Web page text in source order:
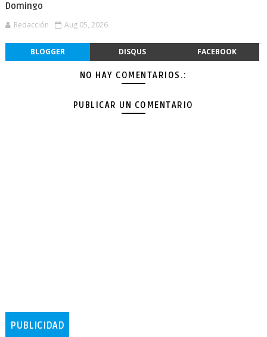
Domingo
Redacción Aug 05, 2026
BLOGGER DISQUS FACEBOOK
NO HAY COMENTARIOS.:
PUBLICAR UN COMENTARIO
PUBLICIDAD